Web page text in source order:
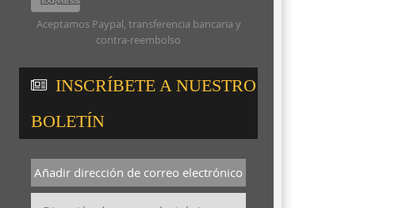
Aceptamos Paypal, transferencia bancaria y
contra-reembolso
INSCRÍBETE A NUESTRO
BOLETÍN
Añadir dirección de correo electrónico